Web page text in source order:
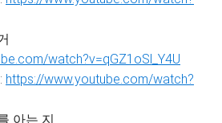
watch?v=qGZ1oSl_Y4U
https://www.youtube.com/watch?
아는 지